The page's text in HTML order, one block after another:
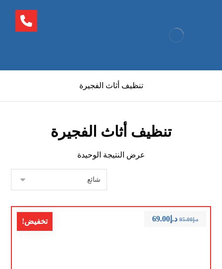
تنظيف أثاث الفجيرة
تنظيف أثاث الفجيرة
عرض النتيجة الوحيدة
تخفيض! د.إ95.00 د.إ69.00